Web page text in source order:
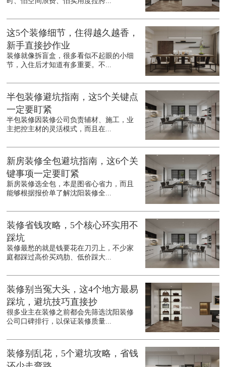
这5个装修细节，住得越久越香，
新手直接抄作业
装修就像拆盲盒，很多看似不起眼的小细
节，入住后才知道有多重要。不...
半包装修避坑指南，这5个关键点
一定要盯紧
半包装修因装修公司负责辅材、施工，业
主把控主材的灵活模式，而且在...
新房装修全包避坑指南，这6个关
键事项一定要盯紧
新房装修选全包，本是图省心省力，而且
能够根据报价单了解沈阳装修全...
装修省钱攻略，5个核心环实用不
踩坑
装修最愁的就是钱要花在刀刃上，不少家
庭都踩过高价买鸡肋、低价踩大...
装修别当冤大头，这4个地方最易
踩坑，避坑技巧直接抄
很多业主在装修之前都会先筛选沈阳装修
公司口碑排行，以保证装修质量...
装修别乱花，5个避坑攻略，省钱